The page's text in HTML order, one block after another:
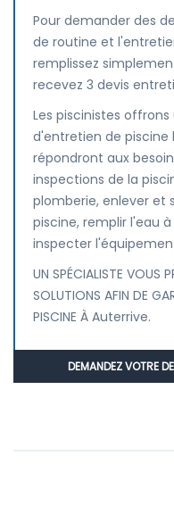
Pour demander des
de routine et
remplissez
recevez 3 devis
Les piscinistes
d'entretien de piscine
répondront aux
inspections de la
plomberie, enlever et
piscine, remplir l'eau
inspecter
UN SPÉCIALISTE VOUS
SOLUTIONS AFIN DE
PISCINE À Auterrive.
DEMANDEZ VOTRE